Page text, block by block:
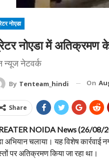
नोएडा
नोएडा में अतिक्रमण
न्यूज नेटवर्क
By Tenteam_hindi On
Share
NOIDA News (26/08/
अभियान चलाया। यह विशेष कार्रवाई
पर अतिक्रमण किया जा रहा था।